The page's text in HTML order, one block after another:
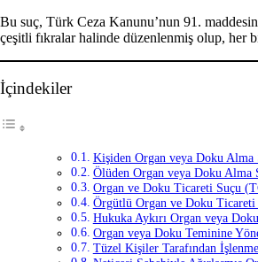
Bu suç, Türk Ceza Kanunu’nun 91.
çeşitli fıkralar halinde düzenlenmiş olup, her
İçindekiler
Kişiden Organ veya Doku
Ölüden Organ veya Doku Alma
Organ ve Doku Ticareti Suçu
Örgütlü Organ ve Doku
Hukuka Aykırı Organ veya
Organ veya Doku Teminine
Tüzel Kişiler Tarafından